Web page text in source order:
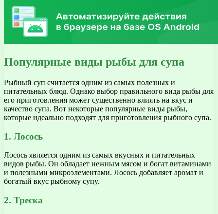
Популярные виды рыбы для супа
Рыбный суп считается одним из самых полезных и
питательных блюд. Однако выбор правильного вида рыбы для
его приготовления может существенно влиять на вкус и
качество супа. Вот некоторые популярные виды рыбы,
которые идеально подходят для приготовления рыбного супа.
1. Лосось
Лосось является одним из самых вкусных и питательных
видов рыбы. Он обладает нежным мясом и богат витаминами
и полезными микроэлементами. Лосось добавляет аромат и
богатый вкус рыбному супу.
2. Треска